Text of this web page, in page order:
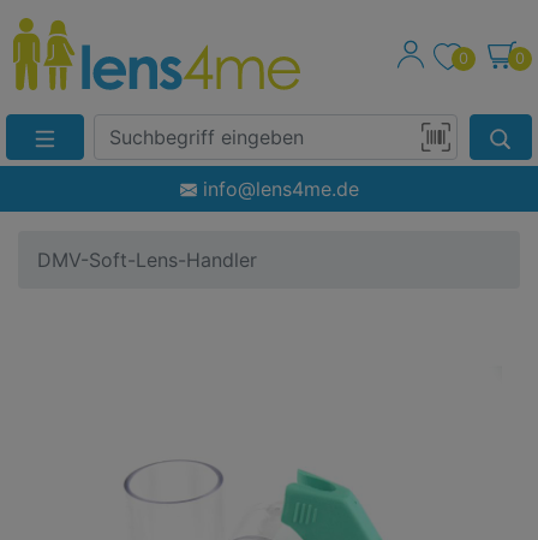
Suche
Eingabefeld
Produktsuche
Scan
0 0
info@lens4me.de
DMV-Soft-Lens-Handler